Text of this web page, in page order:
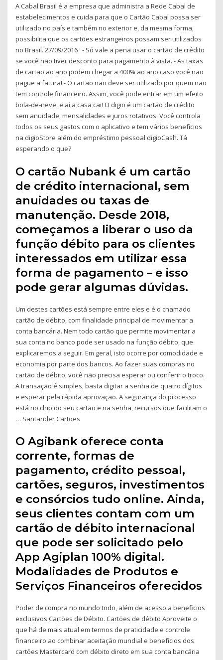
A Cabal Brasil é a empresa que administra a Rede Cabal de
estabelecimentos e cuida para que o Cartão Cabal possa ser
utilizado no país e também no exterior e, da mesma forma,
possibilita que os cartões estrangeiros possam ser utilizados
no Brasil. 27/09/2016 · - Só vale a pena usar o cartão de crédito
se você não tiver desconto para pagamento à vista. - As taxas
de cartão ao ano podem chegar a 400% ao ano caso você não
pague a fatura! - O cartão não deve ser utilizado por quem não
tem controle financeiro. Assim, você pode entrar em um efeito
bola-de-neve, e aí a casa cai! O digio é um cartão de crédito
sem anuidade, mensalidades e juros rotativos. Você controla
todos os seus gastos com o aplicativo e tem vários benefícios
na digioStore além do empréstimo pessoal digioCash. Tá
esperando o que?
O cartão Nubank é um cartão
de crédito internacional, sem
anuidades ou taxas de
manutenção. Desde 2018,
começamos a liberar o uso da
função débito para os clientes
interessados em utilizar essa
forma de pagamento – e isso
pode gerar algumas dúvidas.
Um destes cartões está sempre entre eles e é o chamado
cartão de débito, com finalidade principal de movimentar a
conta bancária. Nem todo cartão que permite movimentar a
sua conta no banco pode ser usado na função débito, que
explicaremos a seguir. Em geral, isto ocorre por comodidade e
economia por parte dos bancos. Ao fazer suas compras no
cartão de débito, você não precisa esperar ou conferir o troco.
A transação é simples, basta digitar a senha de quatro dígitos
e esperar pela rápida aprovação. A segurança do processo
está no chip do seu cartão e na senha, recursos que facilitam o
… Santander Cartões
O Agibank oferece conta
corrente, formas de
pagamento, crédito pessoal,
cartões, seguros, investimentos
e consórcios tudo online. Ainda,
seus clientes contam com um
cartão de débito internacional
que pode ser solicitado pelo
App Agiplan 100% digital.
Modalidades de Produtos e
Serviços Financeiros oferecidos
Poder de compra no mundo todo, além de acesso a beneficios
exclusivos Cartões de Débito. Cartões de débito Aproveite o
que há de mais atual em termos de praticidade e controle
financeiro ao combinar aceitação mundial e benefícios dos
cartões Mastercard com débito direto em sua conta bancária